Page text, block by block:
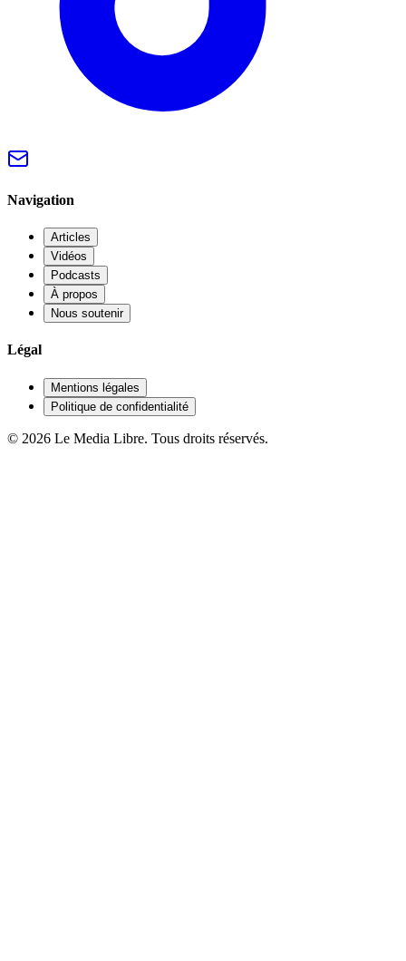
Navigation
Articles
Vidéos
Podcasts
À propos
Nous soutenir
Légal
Mentions légales
Politique de confidentialité
© 2026 Le Media Libre. Tous droits réservés.